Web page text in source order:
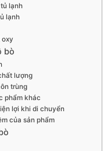
lạnh
lạnh
oxy
bò
lượng
trùng
phẩm khác
lợi khi di chuyển
của sản phẩm